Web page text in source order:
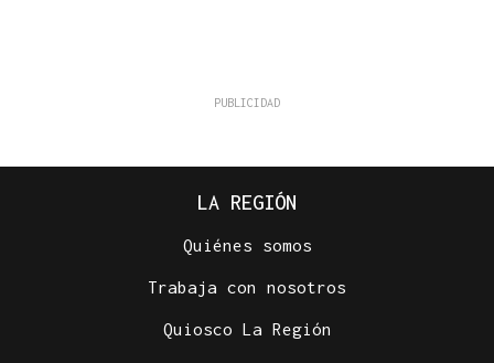
LA REGIÓN
Quiénes somos
Trabaja con nosotros
Quiosco La Región